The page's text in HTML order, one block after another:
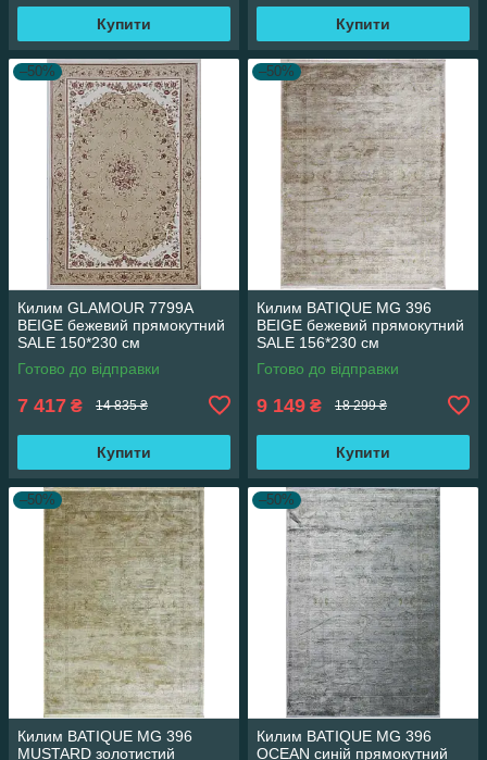
Купити Купити
–50%
Килим GLAMOUR 7799A
BEIGE бежевий прямокутний
SALE 150*230 см
Готово до відправки
7 417 ₴ 14 835 ₴
Купити
–50%
Килим BATIQUE MG 396
BEIGE бежевий прямокутний
SALE 156*230 см
Готово до відправки
9 149 ₴ 18 299 ₴
Купити
–50%
Килим BATIQUE MG 396
MUSTARD золотистий
–50%
Килим BATIQUE MG 396
OCEAN синій прямокутний